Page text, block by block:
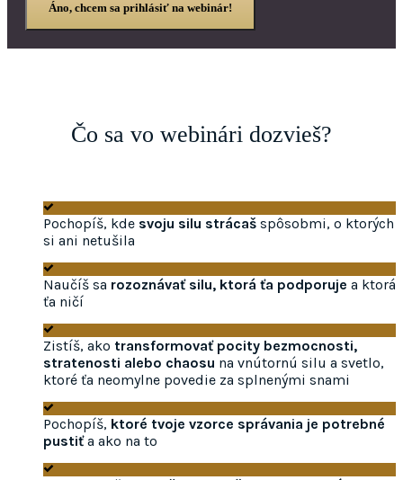
Áno, chcem sa prihlásiť na webinár!
Čo sa vo webinári dozvieš?
Pochopíš, kde svoju silu strácaš spôsobmi, o ktorých
si ani netušila
Naučíš sa rozoznávať silu, ktorá ťa podporuje a ktorá
ťa ničí
Zistíš, ako transformovať pocity bezmocnosti,
stratenosti alebo chaosu na vnútornú silu a svetlo,
ktoré ťa neomylne povedie za splnenými snami
Pochopíš, ktoré tvoje vzorce správania je potrebné
pustiťa ako na to